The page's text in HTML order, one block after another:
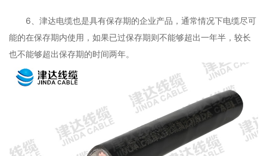
6、津达电缆也是具有保存期的企业产品，通常情况下电缆尽可
能的在保存期内使用，如果已过保存期则不能够超出一年半，较长
也不能够超出保存期的时间两年。